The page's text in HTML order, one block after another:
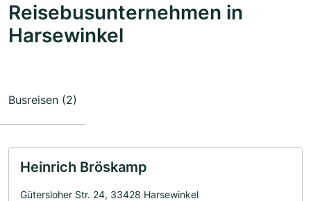
Reisebusunternehmen in
Harsewinkel
Busreisen (2)
Heinrich Bröskamp
Gütersloher Str. 24, 33428 Harsewinkel